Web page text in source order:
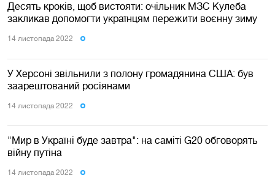
Десять кроків, щоб вистояти: очільник МЗС Кулеба
закликав допомогти українцям пережити воєнну зиму
14 листопада 2022
У Херсоні звільнили з полону громадянина США: був
заарештований росіянами
14 листопада 2022
"Мир в Україні буде завтра": на саміті G20 обговорять
війну путіна
14 листопада 2022